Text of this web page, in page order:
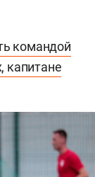
командой
капитане